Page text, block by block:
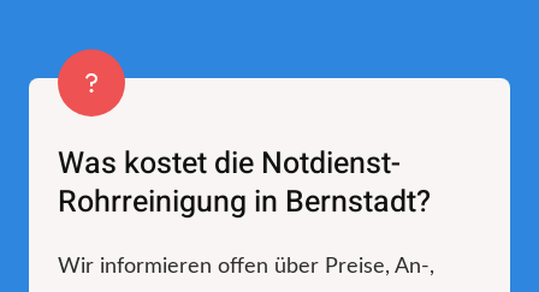
Was kostet die Notdienst-
Rohrreinigung in Bernstadt?
Wir informieren offen über Preise, An-,